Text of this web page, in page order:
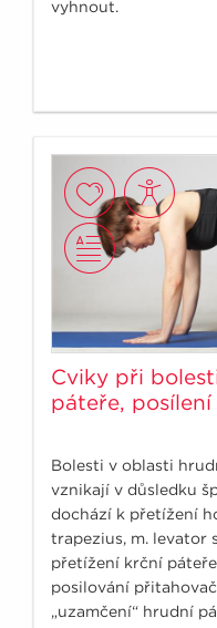
vyhnout.
Cviky při
páteře,
Bolesti v oblasti
vznikají v důsledku
dochází k přetížení
trapezius, m. levator
přetížení krční
posilování
„uzamčení“ hrudní